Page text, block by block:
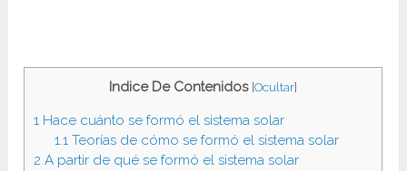
Indice De Contenidos [Ocultar]
1 Hace cuánto se formó el sistema solar
1.1Teorías de cómo se formó el sistema solar
2 A partir de qué se formó el sistema solar